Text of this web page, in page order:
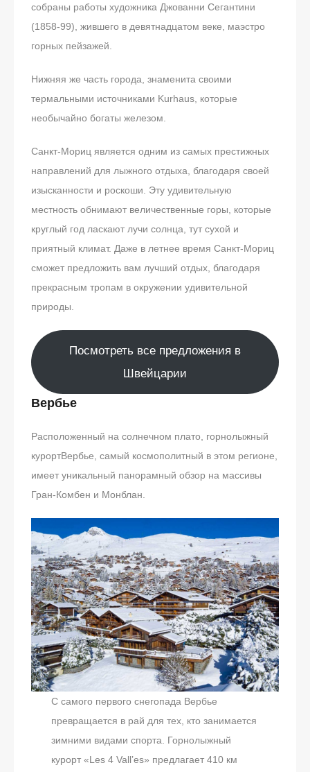
собраны работы художника Джованни Сегантини
(1858-99), жившего в девятнадцатом веке, маэстро
горных пейзажей.
Нижняя же часть города, знаменита своими
термальными источниками Kurhaus, которые
необычайно богаты железом.
Санкт-Мориц является одним из самых престижных
направлений для лыжного отдыха, благодаря своей
изысканности и роскоши. Эту удивительную
местность обнимают величественные горы, которые
круглый год ласкают лучи солнца, тут сухой и
приятный климат. Даже в летнее время Санкт-Мориц
сможет предложить вам лучший отдых, благодаря
прекрасным тропам в окружении удивительной
природы.
Посмотреть все предложения в
Швейцарии
Вербье
Расположенный на солнечном плато, горнолыжный
курортВербье, самый космополитный в этом регионе,
имеет уникальный панорамный обзор на массивы
Гран-Комбен и Монблан.
С самого первого снегопада Вербье
превращается в рай для тех, кто занимается
зимними видами спорта. Горнолыжный
курорт «Les 4 Vall’es» предлагает 410 км